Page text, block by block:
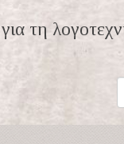
τη